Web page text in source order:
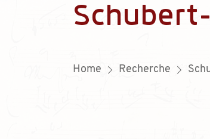
Home Recherche